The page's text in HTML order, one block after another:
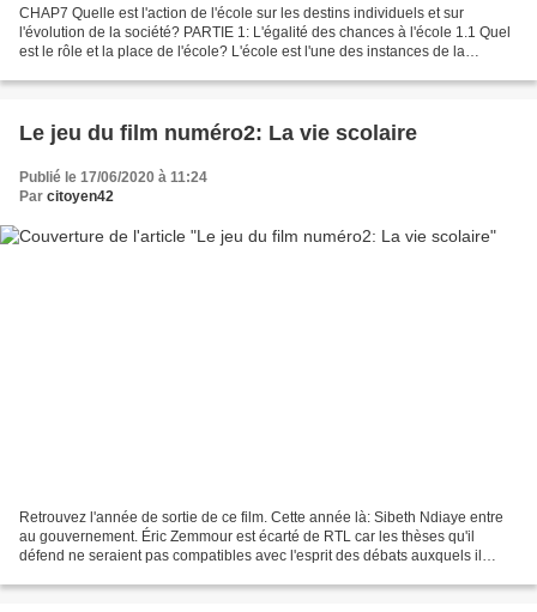
CHAP7 Quelle est l'action de l'école sur les destins individuels et sur
l'évolution de la société? PARTIE 1: L'égalité des chances à l'école 1.1 Quel
est le rôle et la place de l'école? L'école est l'une des instances de la
Le jeu du film numéro2: La vie scolaire
Publié le 17/06/2020 à 11:24
Par citoyen42
Retrouvez l'année de sortie de ce film. Cette année là: Sibeth Ndiaye entre
au gouvernement. Éric Zemmour est écarté de RTL car les thèses qu'il
défend ne seraient pas compatibles avec l'esprit des débats auxquels il